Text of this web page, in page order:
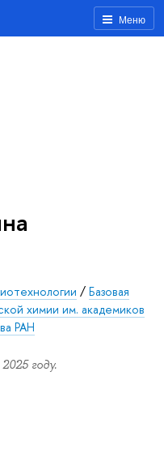
Меню
/ Базовая
химии им. академиков
РАН
году.